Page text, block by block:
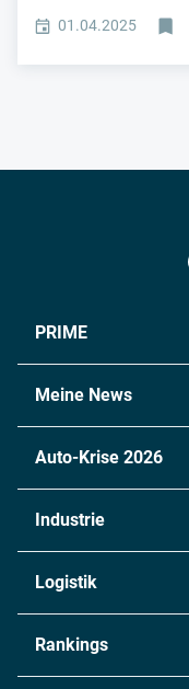
01.04.2025
PRIME
Meine News
Auto-Krise 2026
Industrie
Chemie
Logistik
Rankings